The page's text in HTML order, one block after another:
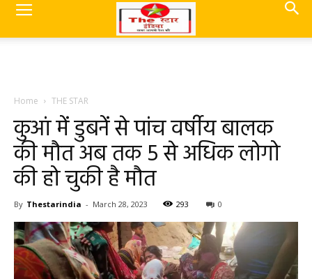
Home THE STAR
कुआं में डुबनें से पांच वर्षीय बालक
की मौत अब तक 5 से अधिक लोगो
की हो चुकी है मौत
By Thestarindia - March 28, 2023 293 0